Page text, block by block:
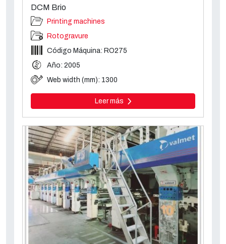
DCM Brio
Printing machines
Rotogravure
Código Máquina: RO275
Año: 2005
Web width (mm): 1300
Leer más